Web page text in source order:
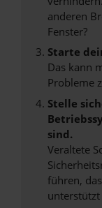
anderen
Fenster?
Starte
Das kann
Probleme
Stelle
sind.
Veraltete
führen,